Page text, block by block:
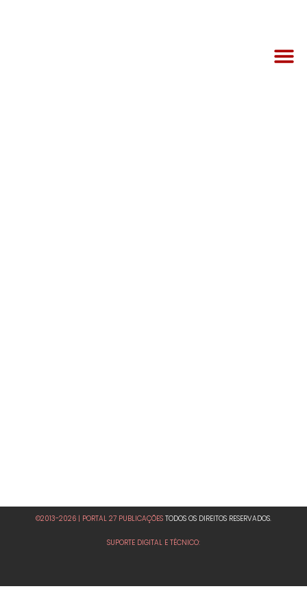
©2013-2026 | PORTAL 27 PUBLICAÇÕES TODOS OS DIREITOS RESERVADOS.
SUPORTE DIGITAL E TÉCNICO: